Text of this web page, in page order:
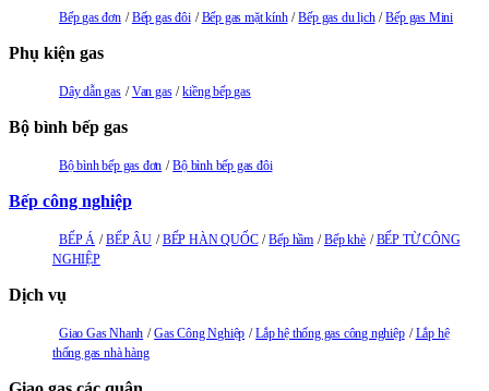
Bếp gas đơn Bếp gas đôi Bếp gas mặt kính Bếp gas du lịch Bếp gas Mini
Phụ kiện gas
Dây dẫn gas Van gas kiềng bếp gas
Bộ bình bếp gas
Bộ bình bếp gas đơn Bộ bình bếp gas đôi
Bếp công nghiệp
BẾP Á BẾP ÂU BẾP HÀN QUỐC Bếp hầm Bếp khè
BẾP TỪ CÔNG
NGHIỆP
Dịch vụ
Giao Gas Nhanh Gas Công Nghiệp Lắp hệ thống gas công nghiệp
Lắp hệ
thống gas nhà hàng